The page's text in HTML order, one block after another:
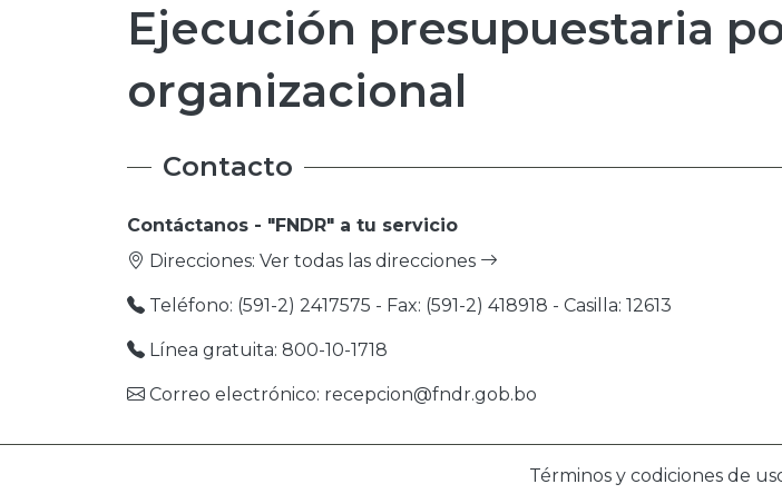
Ejecución presupuestaria
organizacional
Contacto
Contáctanos - "FNDR" a tu servicio
Direcciones: Ver todas las direcciones
Teléfono: (591-2) 2417575 - Fax: (591-2) 418918 - Casilla: 12613
Línea gratuita: 800-10-1718
Correo electrónico: recepcion@fndr.gob.bo
Términos y codiciones de